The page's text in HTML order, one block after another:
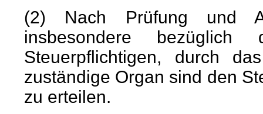
(2) Nach Prüfung und
insbesondere
Steuerpflichtigen, durch
zuständige Organ sind den
zu erteilen.